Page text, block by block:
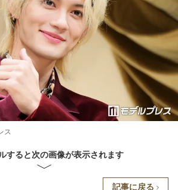
ス
すると次の画像が表示されます
記事に戻る